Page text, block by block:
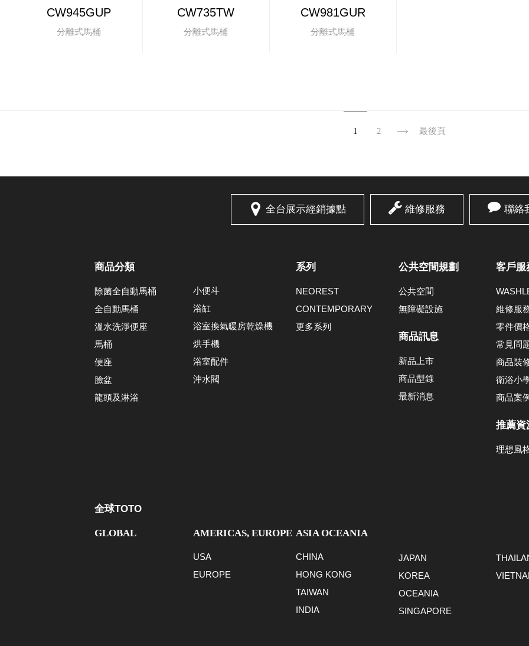
CW945GUP
分離式馬桶
CW735TW
分離式馬桶
CW981GUR
分離式馬桶
1 2 最後頁
全台展示經銷據點 維修服務 聯絡
商品分類
除菌全自動馬桶
全自動馬桶
溫水洗淨便座
馬桶
便座
臉盆
龍頭及淋浴
小便斗
浴缸
浴室換氣暖房乾燥機
烘手機
浴室配件
沖水閥
系列
NEOREST
CONTEMPORARY
更多系列
公共空間規劃
公共空間
無障礙設施
商品訊息
新品上市
商品型錄
最新消息
客戶服
維修服
零件價
常見問
商品裝
衛浴小
商品案
推薦資
理想風
全球TOTO
GLOBAL AMERICAS, EUROPE
USA
EUROPE
ASIA OCEANIA
CHINA
HONG KONG
TAIWAN
INDIA
JAPAN
KOREA
OCEANIA
SINGAPORE